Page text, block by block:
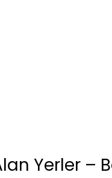
Yerler –